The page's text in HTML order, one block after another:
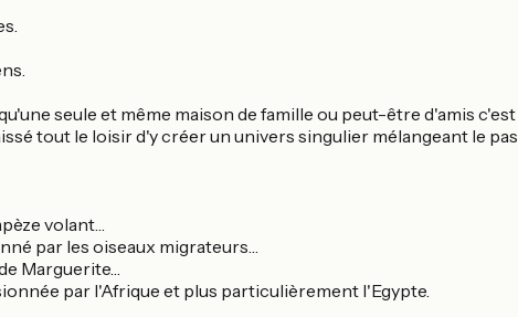
seule et même maison de famille ou peut-être d'amis
tout le loisir d'y créer un univers singulier mélangeant le
volant…
par les oiseaux migrateurs…
Marguerite…
par l'Afrique et plus particulièrement l'Egypte.